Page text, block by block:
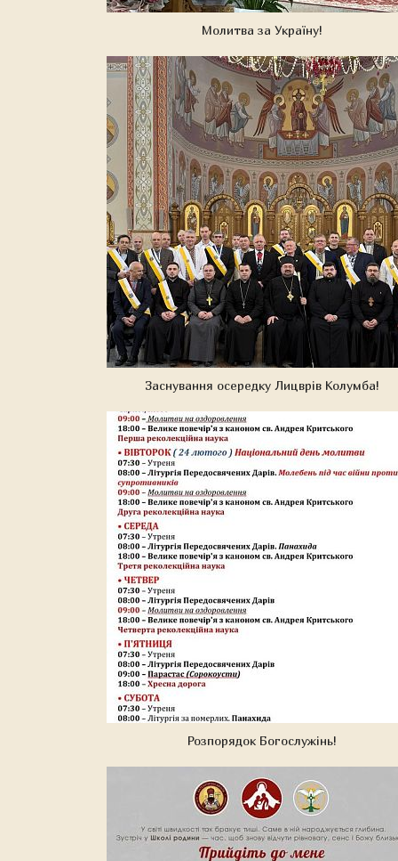
Молитва за Україну!
Заснування осередку Лицврів Колумба!
Розпорядок Богослужінь!